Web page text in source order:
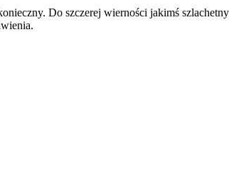
Do szczerej wierności jakimś